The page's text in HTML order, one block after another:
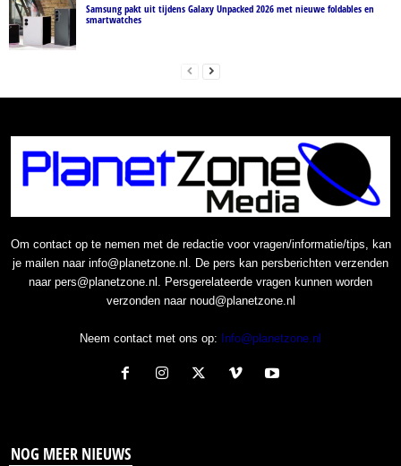
Samsung pakt uit tijdens Galaxy Unpacked 2026 met nieuwe foldables en
smartwatches
Om contact op te nemen met de redactie voor vragen/informatie/tips, kan
je mailen naar info@planetzone.nl. De pers kan persberichten verzenden
naar pers@planetzone.nl. Persgerelateerde vragen kunnen worden
verzonden naar noud@planetzone.nl
Neem contact met ons op: Info@planetzone.nl
NOG MEER NIEUWS